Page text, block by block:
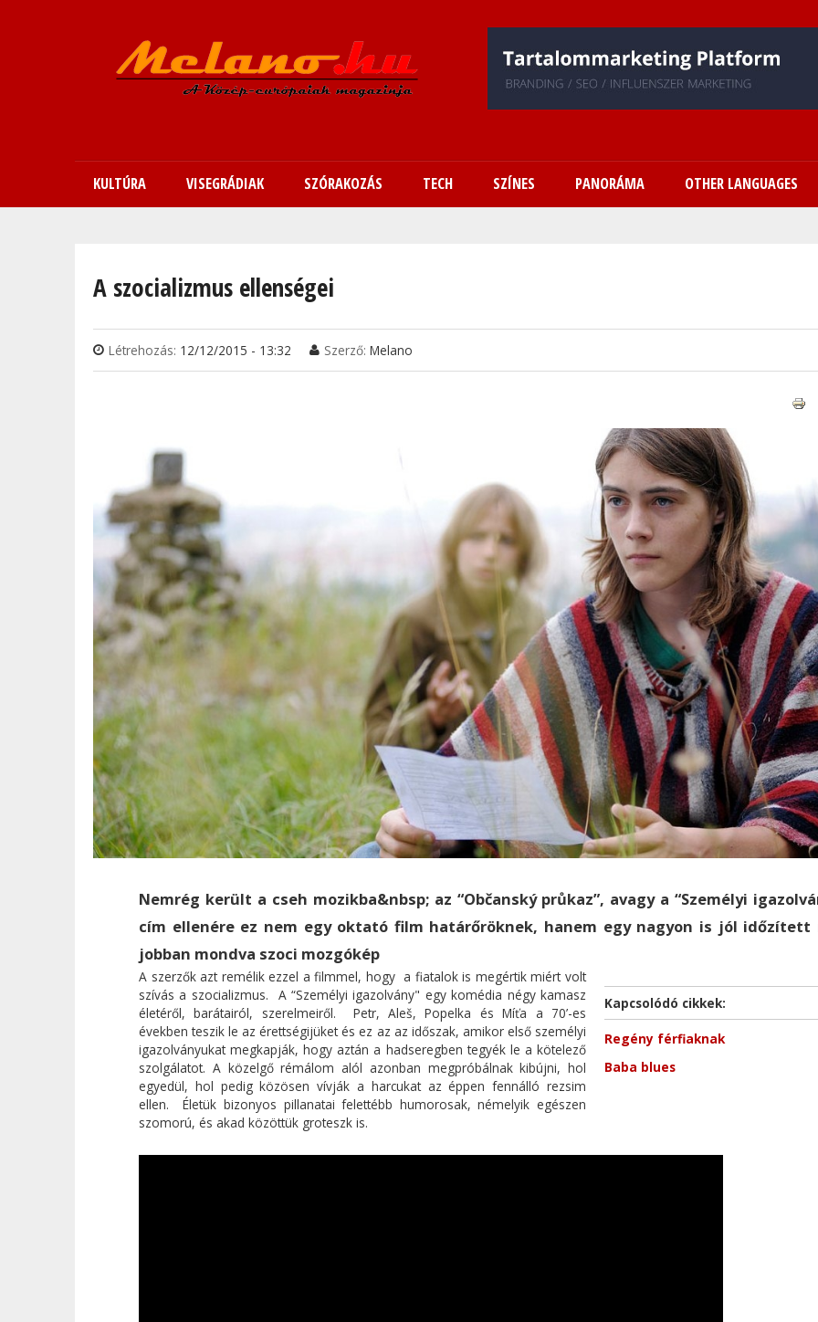
tartalomra
KULTÚRA VISEGRÁDIAK SZÓRAKOZÁS TECH SZÍNES PANORÁMA OTHER LANGUAGES
A szocializmus ellenségei
Létrehozás: 12/12/2015 - 13:32 Szerző: Melano
Nemrég került a cseh mozikba&nbsp; az “Občanský průkaz”, avagy a “Személyi
cím ellenére ez nem egy oktató film határőröknek, hanem egy nagyon is jól időzített
jobban mondva szoci mozgókép
Kapcsolódó cikkek:
Regény férfiaknak
Baba blues
A szerzők azt remélik ezzel a filmmel, hogy a fiatalok is megértik miért volt
szívás a szocializmus. A “Személyi igazolvány" egy komédia négy kamasz
életéről, barátairól, szerelmeiről. Petr, Aleš, Popelka és Míťa a 70’-es
években teszik le az érettségijüket és ez az az időszak, amikor első személyi
igazolványukat megkapják, hogy aztán a hadseregben tegyék le a kötelező
szolgálatot. A közelgő rémálom alól azonban megpróbálnak kibújni, hol
egyedül, hol pedig közösen vívják a harcukat az éppen fennálló rezsim
ellen. Életük bizonyos pillanatai felettébb humorosak, némelyik egészen
szomorú, és akad közöttük groteszk is.